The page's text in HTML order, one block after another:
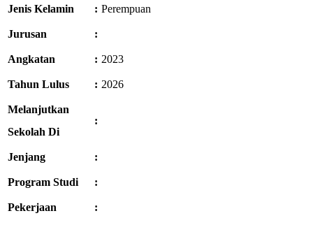
Jenis Kelamin : Perempuan
Jurusan :
Angkatan : 2023
Tahun Lulus : 2026
Melanjutkan
Sekolah Di
:
Jenjang :
Program Studi :
Pekerjaan :